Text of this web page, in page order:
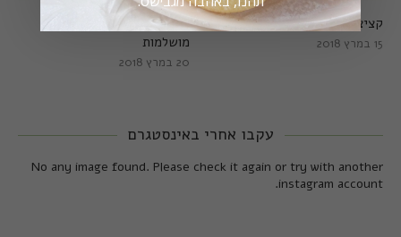
קציצות כרישה טבעוניות
מושלמות
20 במרץ 2018
קציצות כרישה מושלמות
15 במרץ 2018
עקבו אחרי באינסטגרם
No any image found. Please check it again or try with another
instagram account.